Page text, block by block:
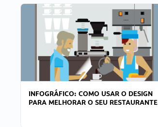
INFOGRÁFICO: COMO USAR O DESIGN
PARA MELHORAR O SEU RESTAURANTE